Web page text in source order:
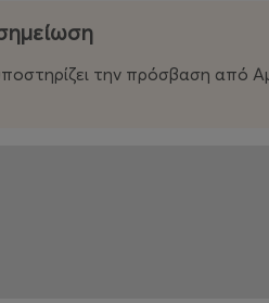
την πρόσβαση από